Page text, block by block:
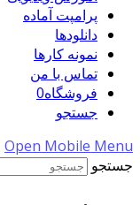
پرامپت آماده
دانلودها
نمونه کارها
تماس با من
فروشگاه0
جستجو
Open Mobile Menu
جستجو